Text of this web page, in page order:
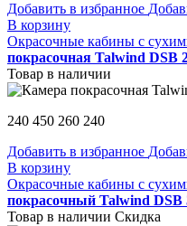
Добавить в избранное
В корзину
Окрасочные кабины с
покрасочная Talwind DSB
Товар в наличии
240 450 260 240
Добавить в избранное
В корзину
Окрасочные кабины с
покрасочный Talwind DSB
Товар в наличии Скидка